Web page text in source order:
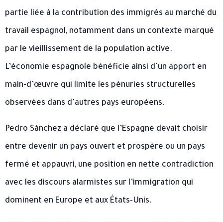
partie liée à la contribution des immigrés au marché du
travail espagnol, notamment dans un contexte marqué
par le vieillissement de la population active.
L’économie espagnole bénéficie ainsi d’un apport en
main-d’œuvre qui limite les pénuries structurelles
observées dans d’autres pays européens.
Pedro Sánchez a déclaré que l’Espagne devait choisir
entre devenir un pays ouvert et prospère ou un pays
fermé et appauvri, une position en nette contradiction
avec les discours alarmistes sur l’immigration qui
dominent en Europe et aux États-Unis.